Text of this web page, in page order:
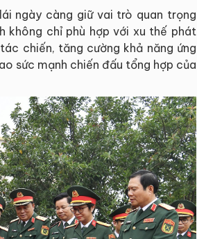
ngày càng giữ vai trò quan trọng
không chỉ phù hợp với xu thế phát
chiến, tăng cường khả năng ứng
sức mạnh chiến đấu tổng hợp của